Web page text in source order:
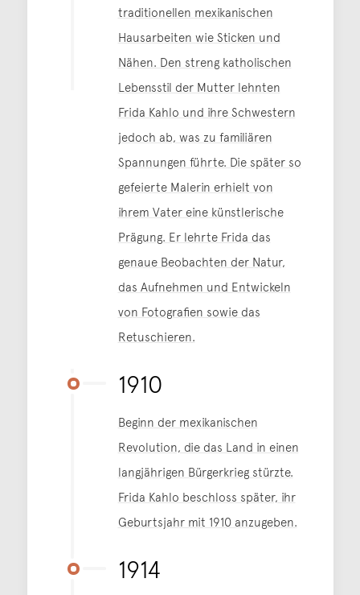
traditionellen mexikanischen
Hausarbeiten wie Sticken und
Nähen. Den streng katholischen
Lebensstil der Mutter lehnten
Frida Kahlo und ihre Schwestern
jedoch ab, was zu familiären
Spannungen führte. Die später so
gefeierte Malerin erhielt von
ihrem Vater eine künstlerische
Prägung. Er lehrte Frida das
genaue Beobachten der Natur,
das Aufnehmen und Entwickeln
von Fotografien sowie das
Retuschieren.
1910
Beginn der mexikanischen
Revolution, die das Land in einen
langjährigen Bürgerkrieg stürzte.
Frida Kahlo beschloss später, ihr
Geburtsjahr mit 1910 anzugeben.
1914